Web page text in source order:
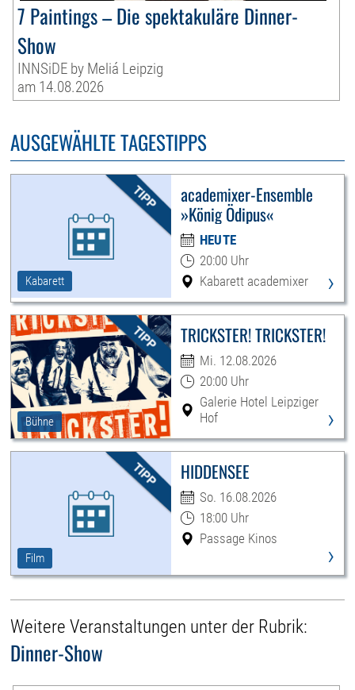
7 Paintings – Die spektakuläre Dinner-
Show
INNSiDE by Meliá Leipzig
am 14.08.2026
AUSGEWÄHLTE TAGESTIPPS
Kabarett
academixer-Ensemble
»König Ödipus«
HEUTE
20:00 Uhr
Kabarett academixer
›
Bühne
TRICKSTER! TRICKSTER!
Mi. 12.08.2026
20:00 Uhr
Galerie Hotel Leipziger
Hof
›
Film
HIDDENSEE
So. 16.08.2026
18:00 Uhr
Passage Kinos
›
Weitere Veranstaltungen unter der Rubrik:
Dinner-Show